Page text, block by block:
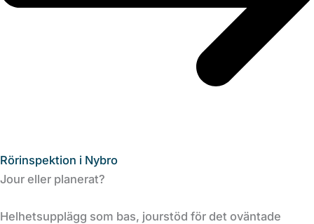
Rörinspektion i Nybro
Jour eller planerat?
Helhetsupplägg som bas, jourstöd för det oväntade